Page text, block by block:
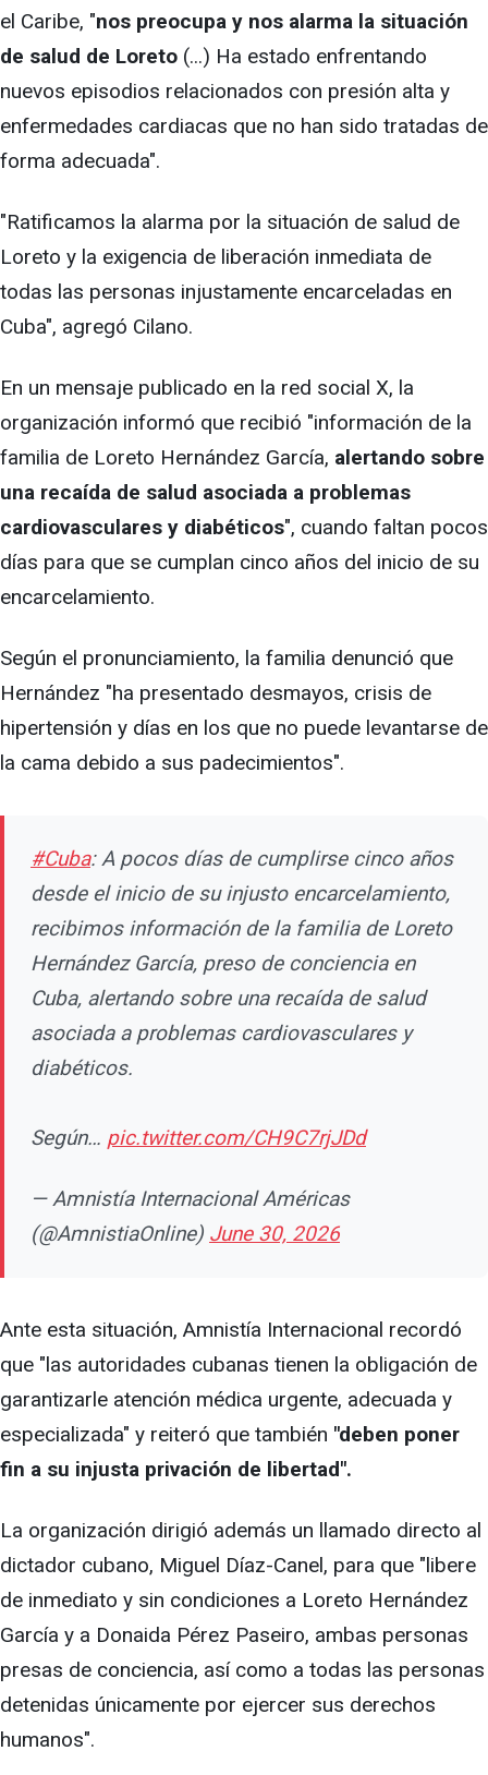
el Caribe, "nos preocupa y nos alarma la situación
de salud de Loreto (...) Ha estado enfrentando
nuevos episodios relacionados con presión alta y
enfermedades cardiacas que no han sido tratadas de
forma adecuada".
"Ratificamos la alarma por la situación de salud de
Loreto y la exigencia de liberación inmediata de
todas las personas injustamente encarceladas en
Cuba", agregó Cilano.
En un mensaje publicado en la red social X, la
organización informó que recibió "información de la
familia de Loreto Hernández García, alertando sobre
una recaída de salud asociada a problemas
cardiovasculares y diabéticos", cuando faltan pocos
días para que se cumplan cinco años del inicio de su
encarcelamiento.
Según el pronunciamiento, la familia denunció que
Hernández "ha presentado desmayos, crisis de
hipertensión y días en los que no puede levantarse de
la cama debido a sus padecimientos".
#Cuba: A pocos días de cumplirse cinco años
desde el inicio de su injusto encarcelamiento,
recibimos información de la familia de Loreto
Hernández García, preso de conciencia en
Cuba, alertando sobre una recaída de salud
asociada a problemas cardiovasculares y
diabéticos.
Según… pic.twitter.com/CH9C7rjJDd
— Amnistía Internacional Américas
(@AmnistiaOnline) June 30, 2026
Ante esta situación, Amnistía Internacional recordó
que "las autoridades cubanas tienen la obligación de
garantizarle atención médica urgente, adecuada y
especializada" y reiteró que también "deben poner
fin a su injusta privación de libertad".
La organización dirigió además un llamado directo al
dictador cubano, Miguel Díaz-Canel, para que "libere
de inmediato y sin condiciones a Loreto Hernández
García y a Donaida Pérez Paseiro, ambas personas
presas de conciencia, así como a todas las personas
detenidas únicamente por ejercer sus derechos
humanos".